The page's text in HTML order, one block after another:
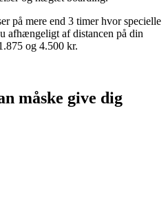
på mere end 3 timer hvor specielle
afhængeligt af distancen på din
og 4.500 kr.
måske give dig